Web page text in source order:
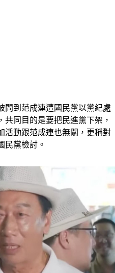
問到范成連遭國民黨以黨紀處
同目的是要把民進黨下架，
活動跟范成連也無關，更稱對
民黨檢討。